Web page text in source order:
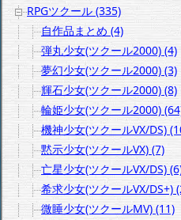
RPGツクール (335)
自作品まとめ (4)
弾丸少女(ツクール2000) (4)
夢幻少女(ツクール2000) (3)
輝石少女(ツクール2000) (8)
輪姫少女(ツクール2000)
機神少女(ツクールVX/DS)
黙示少女(ツクールVX) (7)
亡星少女(ツクールVX/DS)
希求少女(ツクールVX/DS+)
微睡少女(ツクールMV) (11)